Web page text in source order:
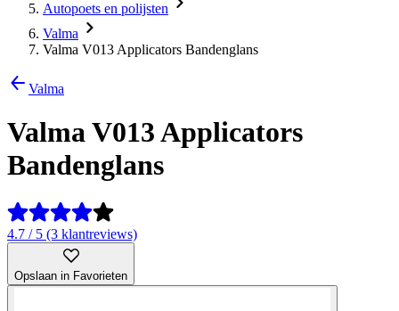
Autopoets en polijsten
Valma
Valma V013 Applicators Bandenglans
Valma
Valma V013 Applicators
Bandenglans
4.7 / 5 (3 klantreviews)
Opslaan in Favorieten